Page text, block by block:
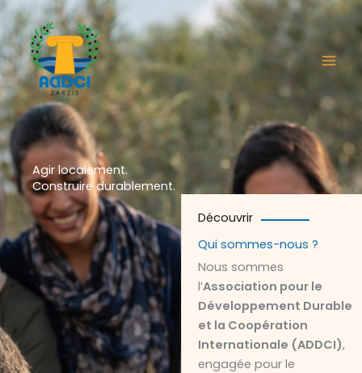
Aller
au
contenu
Agir localement.
Construire durablement.
Découvrir
Qui sommes-nous ?
Nous sommes
l’Association pour le
Développement Durable
et la Coopération
Internationale (ADDCI),
engagée pour le